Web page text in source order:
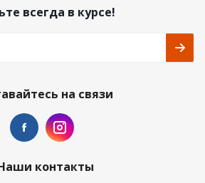
всегда в курсе!
на связи
контакты